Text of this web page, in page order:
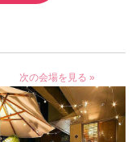
次の会場を見る »